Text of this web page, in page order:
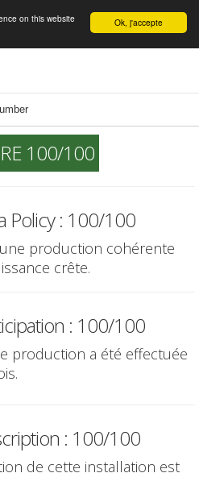
English Ok, j'accepte
on this website
100/100
Policy : 100/100
production cohérente
crête.
: 100/100
production a été effectuée
: 100/100
de cette installation est